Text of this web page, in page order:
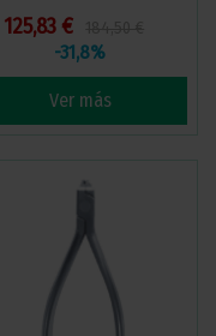
125,83 €
-31,8%
Ver más